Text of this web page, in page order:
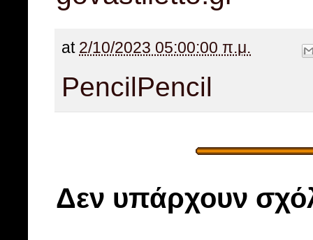
at 2/10/2023 05:00:00 π.μ.
PencilPencil
Δεν υπάρχουν